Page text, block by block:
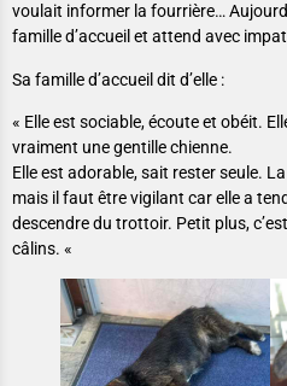
voulait informer la fourrière…
famille d’accueil et attend avec
Sa famille d’accueil dit d’elle :
« Elle est sociable, écoute et obéit.
vraiment une gentille chienne.
Elle est adorable, sait rester seule.
mais il faut être vigilant car elle a
descendre du trottoir. Petit plus,
câlins. «